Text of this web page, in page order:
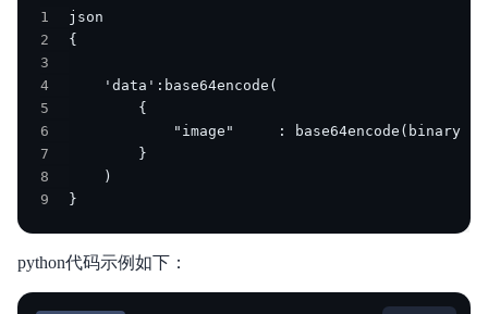
1
2
3
4
5
6
7
8
9
}
python代码示例如下：